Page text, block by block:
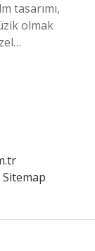
tasarımı,
olmak
Sitemap